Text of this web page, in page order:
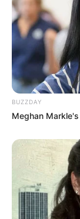
BUZZDAY
Meghan